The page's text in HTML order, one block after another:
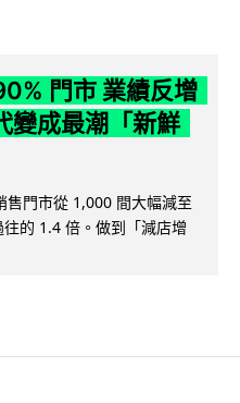
門市 業績反增
變成最潮「新鮮
售門市從 1,000 間大幅減至
的 1.4 倍。做到「減店增